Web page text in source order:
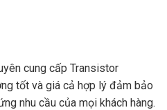
cung cấp Transistor
tốt và giá cả hợp lý đảm bảo
nhu cầu của mọi khách hàng.